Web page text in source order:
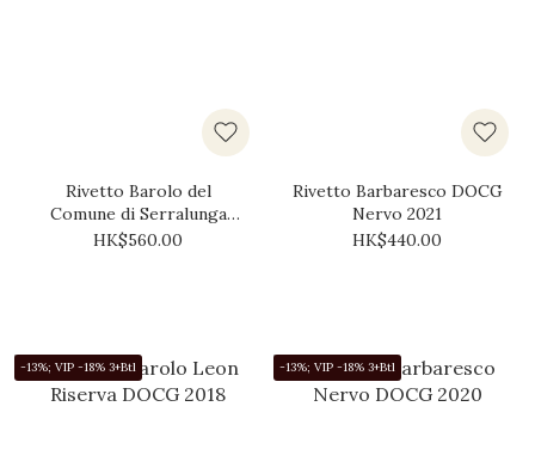
Rivetto Barolo del
Comune di Serralunga
d'Alba 2020
HK$560.00
Rivetto Barbaresco DOCG
Nervo 2021
HK$440.00
-13%; VIP -18% 3+Btl -13%; VIP -18% 3+Btl